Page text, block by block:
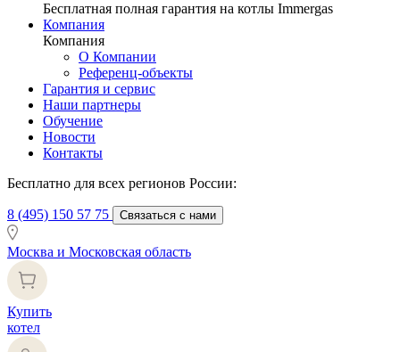
Бесплатная полная гарантия на котлы Immergas
Компания
Компания
О Компании
Референц-объекты
Гарантия и сервис
Наши партнеры
Обучение
Новости
Контакты
Бесплатно для всех регионов России:
8 (495) 150 57 75 Связаться с нами
Москва и Московская область
Купить
котел